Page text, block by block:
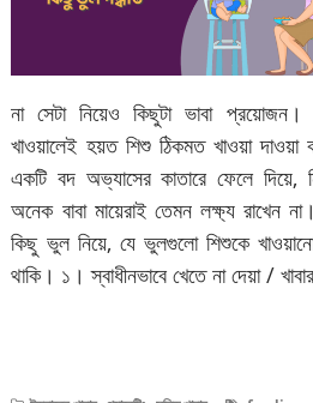
না সেটা নিয়েও কিছুটা ভাবা
খাওয়ালেই হয়ত শিশু ঠিকমত খাওয়া দাওয়া
একটি বদ অভ্যাসের কাতারে ফেলে দিয়ে,
অনেক বাবা মায়েরাই তেমন লক্ষ্য
কিছু ভুল নিয়ে, যে ভুলগুলো শিশুকে
থাকি। ১। স্বাধীনভাবে খেতে না দেয়া /